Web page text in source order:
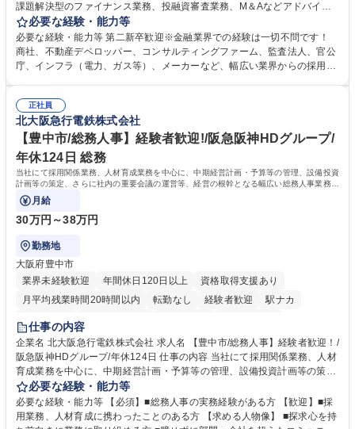
課題解決型のファイナンス業務、投融資審査業務、M＆Aなどアドバイザ
リー業務、地域戦略企画業務など、多様な業務に精通し、複数の専門性を
掛け合わせて広く社会に貢献していく職種です。 入社後は、横断的なロー
テーションを経て適性や専門性に応じたキャリアを形成していただきま
す。総合職として入社いただき、下記いずれかの部門でご活躍いただきま
ート・ナレッジ業務 ※それぞれの業務内容に関しては、別途その他労働条
件備考欄に記載 募集職種 【総合職/ポテンシャル採用(第2新卒)】投融資一
体型のソリューション提案
必要な経験・能力等
必要な経験・能力等 第二新卒歓迎※金融業界での経験は一切不問です！
商社、不動産デベロッパー、コンサルティングファーム、監査法人、官公
庁、インフラ（電力、ガス等）、メーカーなど、幅広い業界からの採用実
く高い志を併せもった人材を求めています。ポテンシャル採用（第2新
卒）では、金融業界での経験や知識を問いません。新たな時代を見据え
て、複雑化する社会課題の解決に向けて先鞭をつける役割を担いたい、と
いう気概をお持ちの方を心待ちにしています。 学歴・資格 学歴：大学院
大学 語学力： 資格：
正社員
北大阪急行電鉄株式会社
【豊中市/総務人事】経験者歓迎!/阪急阪神HDグループ/
年休124日 総務
当社にて採用関係業務、人材育成業務を中心に、中期経営計画・予算等の管理、設備投資
計画等の策定、さらに社内の重要会議の運営等、経営の根幹となる幅広い総務人事業務全
般を担当していただきます。
月給
30万円～38万円
勤務地
大阪府豊中市
業界未経験歓迎
年間休日120日以上
資格取得支援あり
月平均残業時間20時間以内
転勤なし 経験者歓迎
駅ナカ
退職金あり
土日祝休み
服装自由 昼食補助あり 食事補助あり
仕事の内容
企業名 北大阪急行電鉄株式会社 求人名 【豊中市/総務人事】経験者歓迎！/
阪急阪神HDグループ/年休124日 仕事の内容 当社にて採用関係業務、人材
育成業務を中心に、中期経営計画・予算等の管理、設備投資計画等の策
定、さらに社内の重要会議の運営等、経営の根幹となる幅広い総務人事業
務全般を担当していただきます。 【主な業務内容】 ■採用関係業務および
人材育成(社員研修)業務の推進 ■中期経営計画および予算等の管理 ■設備
必要な経験・能力等
必要な経験・能力等 【必須】■総務人事の実務経験がある方 【歓迎】■採
用業務、人材育成に携わったことのある方 【求める人物像】 ■探求心を持